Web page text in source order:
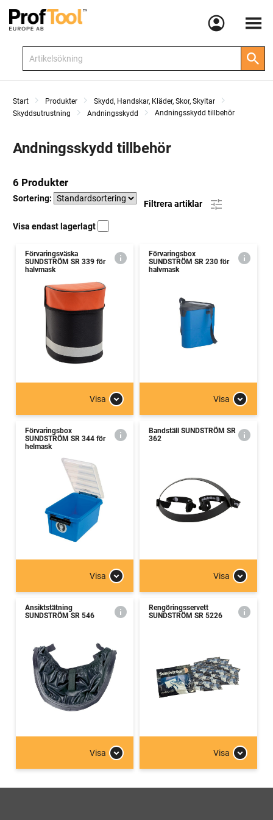
Meny
Start Produkter
Skydd, Handskar, Kläder, Skor, Skyltar
Skyddsutrustning
Andningsskydd Andningsskydd tillbehör
Andningsskydd tillbehör
6 Produkter
Sortering:
Filtrera artiklar
Visa endast lagerlagt
Förvaringsväska
SUNDSTRÖM SR 339 för
halvmask
Visa
Förvaringsbox
SUNDSTRÖM SR 230 för
halvmask
Visa
Förvaringsbox
SUNDSTRÖM SR 344 för
helmask
Visa
Bandställ SUNDSTRÖM SR
362
Visa
Ansiktstätning
SUNDSTRÖM SR 546
Visa
Rengöringsservett
SUNDSTRÖM SR 5226
Visa